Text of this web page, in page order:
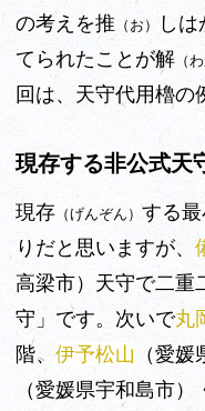
の考えを推 （お）
し
てられたことが解 （
回は、天守代用櫓の
現存する非公式天
現存 （げんぞん） する
りだと思いますが、
高梁市）天守で二重
守」です。次いで丸
階、 伊予松山 （愛
（愛媛県宇和島市）